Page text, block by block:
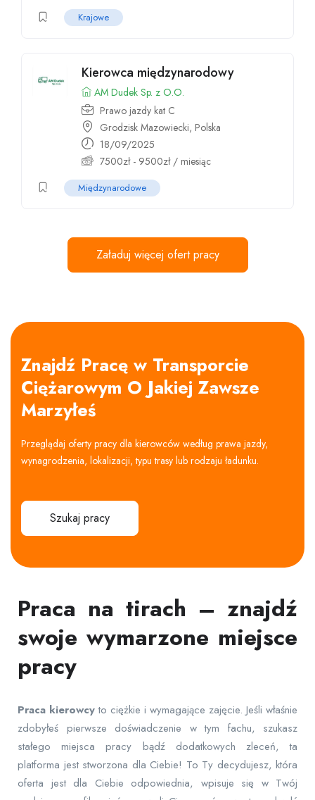
Krajowe
Kierowca międzynarodowy
AM Dudek Sp. z O.O.
Prawo jazdy kat C
Grodzisk Mazowiecki, Polska
18/09/2025
7500zł- 9500zł/ miesiąc
Międzynarodowe
Załaduj więcej ofert pracy
Znajdź Pracę w Transporcie
Ciężarowym O Jakiej Zawsze
Marzyłeś
Przeglądaj oferty pracy dla kierowców według prawa jazdy,
wynagrodzenia, lokalizacji, typu trasy lub rodzaju ładunku.
Szukaj pracy
Praca na tirach – znajdź
swoje wymarzone miejsce
pracy
Praca kierowcyto ciężkie i wymagające zajęcie. Jeśli właśnie
zdobyłeś pierwsze doświadczenie w tym fachu, szukasz
stałego miejsca pracy bądź dodatkowych zleceń, ta
platforma jest stworzona dla Ciebie! To Ty decydujesz, która
oferta jest dla Ciebie odpowiednia, wpisuje się w Twój